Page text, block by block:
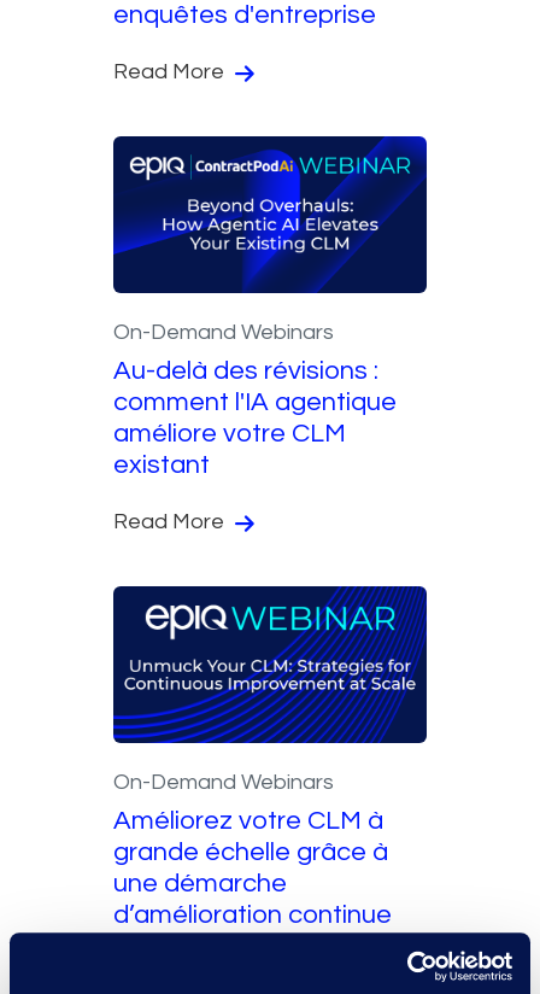
enquêtes d'entreprise
Read More
On-Demand Webinars
Au-delà des révisions :
comment l'IA agentique
améliore votre CLM
existant
Read More
On-Demand Webinars
Améliorez votre CLM à
grande échelle grâce à
une démarche
d’amélioration continue